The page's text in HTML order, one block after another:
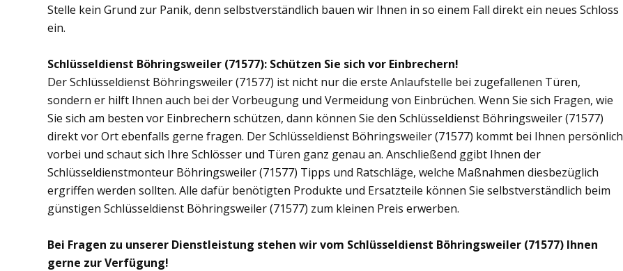
Stelle kein Grund zur Panik, denn selbstverständlich bauen wir Ihnen in so einem Fall direkt ein neues Schloss
ein.
Schlüsseldienst Böhringsweiler (71577): Schützen Sie sich vor Einbrechern!
Der Schlüsseldienst Böhringsweiler (71577) ist nicht nur die erste Anlaufstelle bei zugefallenen Türen,
sondern er hilft Ihnen auch bei der Vorbeugung und Vermeidung von Einbrüchen. Wenn Sie sich Fragen, wie
Sie sich am besten vor Einbrechern schützen, dann können Sie den Schlüsseldienst Böhringsweiler (71577)
direkt vor Ort ebenfalls gerne fragen. Der Schlüsseldienst Böhringsweiler (71577) kommt bei Ihnen persönlich
vorbei und schaut sich Ihre Schlösser und Türen ganz genau an. Anschließend ggibt Ihnen der
Schlüsseldienstmonteur Böhringsweiler (71577) Tipps und Ratschläge, welche Maßnahmen diesbezüglich
ergriffen werden sollten. Alle dafür benötigten Produkte und Ersatzteile können Sie selbstverständlich beim
günstigen Schlüsseldienst Böhringsweiler (71577) zum kleinen Preis erwerben.
Bei Fragen zu unserer Dienstleistung stehen wir vom Schlüsseldienst Böhringsweiler (71577) Ihnen
gerne zur Verfügung!